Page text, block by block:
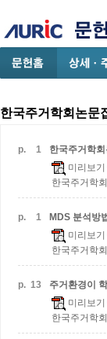
한국주거학회논문
p. 1
한국주거학
미리보기
한국주거학
p. 1
MDS 분석방
미리보기
한국주거학
p. 13 주거환경이
미리보기
한국주거학